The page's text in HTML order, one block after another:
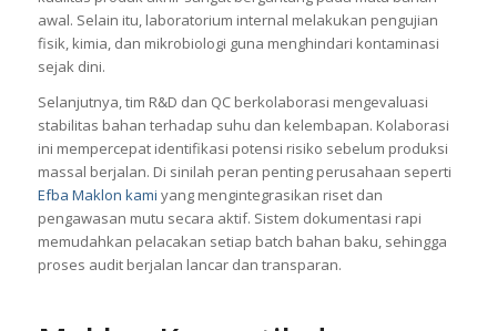
awal. Selain itu, laboratorium internal melakukan pengujian
fisik, kimia, dan mikrobiologi guna menghindari kontaminasi
sejak dini.
Selanjutnya, tim R&D dan QC berkolaborasi mengevaluasi
stabilitas bahan terhadap suhu dan kelembapan. Kolaborasi
ini mempercepat identifikasi potensi risiko sebelum produksi
massal berjalan. Di sinilah peran penting perusahaan seperti
Efba Maklon kami yang mengintegrasikan riset dan
pengawasan mutu secara aktif. Sistem dokumentasi rapi
memudahkan pelacakan setiap batch bahan baku, sehingga
proses audit berjalan lancar dan transparan.